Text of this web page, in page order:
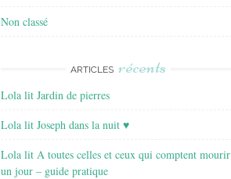
Non classé
ARTICLES récents
Lola lit Jardin de pierres
Lola lit Joseph dans la nuit ♥
Lola lit A toutes celles et ceux qui comptent mourir
un jour – guide pratique